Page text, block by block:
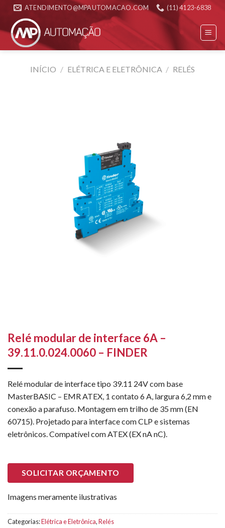
Skip
content
ATENDIMENTO@MPAUTOMACAO.COM (11) 4123-6838
INÍCIO / ELÉTRICA E ELETRÔNICA / RELÉS
Relé modular de interface 6A –
39.11.0.024.0060 – FINDER
Relé modular de interface tipo 39.11 24V com base
MasterBASIC – EMR ATEX, 1 contato 6 A, largura 6,2 mm e
conexão a parafuso. Montagem em trilho de 35 mm (EN
60715). Projetado para interface com CLP e sistemas
eletrônicos. Compatível com ATEX (EX nA nC).
SOLICITAR ORÇAMENTO
Imagens meramente ilustrativas
Categorias:Elétrica e Eletrônica,Relés